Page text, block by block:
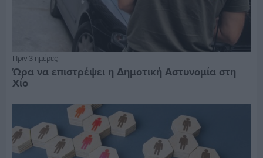
Πριν 3 ημέρες
Ώρα να επιστρέψει η Δημοτική Αστυνομία στη
Χίο